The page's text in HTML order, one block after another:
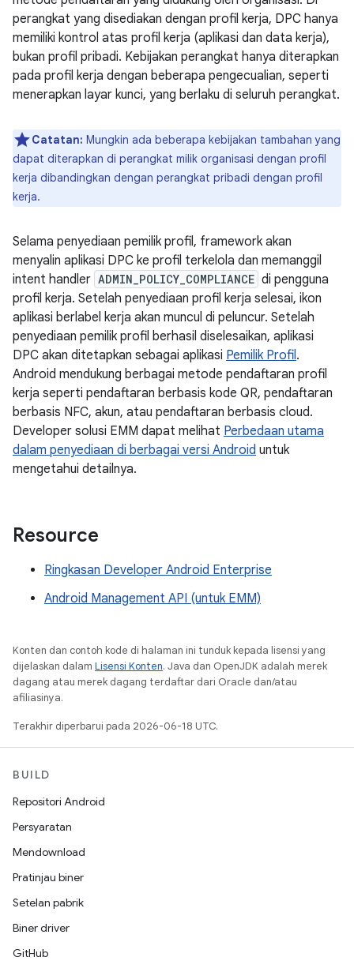
perangkat yang disediakan dengan profil kerja, DPC hanya
memiliki kontrol atas profil kerja (aplikasi dan data kerja),
bukan profil pribadi. Kebijakan perangkat hanya diterapkan
pada profil kerja dengan beberapa pengecualian, seperti
menerapkan layar kunci, yang berlaku di seluruh perangkat.
Catatan: Mungkin ada beberapa kebijakan tambahan yang
dapat diterapkan di perangkat milik organisasi dengan profil
kerja dibandingkan dengan perangkat pribadi dengan profil
kerja.
Selama penyediaan pemilik profil, framework akan
menyalin aplikasi DPC ke profil terkelola dan memanggil
intent handler ADMIN_POLICY_COMPLIANCE di pengguna
profil kerja. Setelah penyediaan profil kerja selesai, ikon
aplikasi berlabel kerja akan muncul di peluncur. Setelah
penyediaan pemilik profil berhasil diselesaikan, aplikasi
DPC akan ditetapkan sebagai aplikasi Pemilik Profil.
Android mendukung berbagai metode pendaftaran profil
kerja seperti pendaftaran berbasis kode QR, pendaftaran
berbasis NFC, akun, atau pendaftaran berbasis cloud.
Developer solusi EMM dapat melihat Perbedaan utama
dalam penyediaan di berbagai versi Android untuk
mengetahui detailnya.
Resource
Ringkasan Developer Android Enterprise
Android Management API (untuk EMM)
Konten dan contoh kode di halaman ini tunduk kepada lisensi yang
dijelaskan dalam Lisensi Konten. Java dan OpenJDK adalah merek
dagang atau merek dagang terdaftar dari Oracle dan/atau
afiliasinya.
Terakhir diperbarui pada 2026-06-18 UTC.
BUILD
Repositori Android
Persyaratan
Mendownload
Pratinjau biner
Setelan pabrik
Biner driver
GitHub